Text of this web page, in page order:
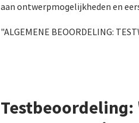
aan ontwerpmogelijkheden en
"ALGEMENE BEOORDELING: